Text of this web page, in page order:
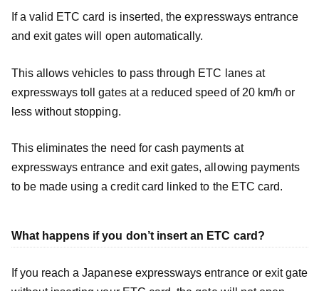
If a valid ETC card is inserted, the expressways entrance
and exit gates will open automatically.
This allows vehicles to pass through ETC lanes at
expressways toll gates at a reduced speed of 20 km/h or
less without stopping.
This eliminates the need for cash payments at
expressways entrance and exit gates, allowing payments
to be made using a credit card linked to the ETC card.
What happens if you don’t insert an ETC card?
If you reach a Japanese expressways entrance or exit gate